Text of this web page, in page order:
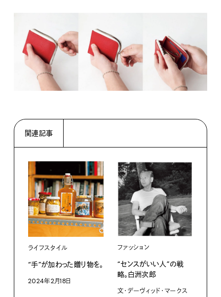
関連記事
ライフスタイル
“手”が加わった贈り物を。
2024年2月18日
ファッション
“センスがいい人”の戦
略。白洲次郎
文・デーヴィッド・マークス